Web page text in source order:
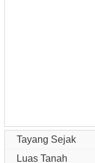
Tayang Sejak
Luas Tanah